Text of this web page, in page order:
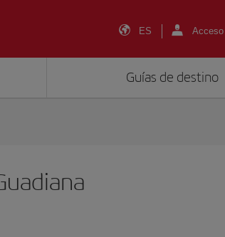
ES Acceso
Guías de destino